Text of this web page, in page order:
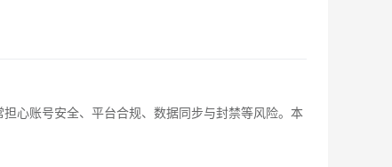
心账号安全、平台合规、数据同步与封禁等风险。本